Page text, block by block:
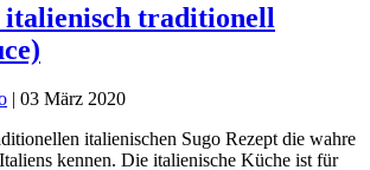
italienisch traditionell
| 03 März 2020
italienischen Sugo Rezept die wahre
kennen. Die italienische Küche ist für